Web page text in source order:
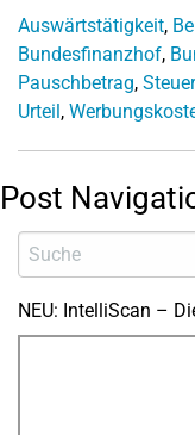
Auswärtstätigkeit,
Bundesfinanzhof,
Pauschbetrag,
Urteil,
Post
NEU: IntelliScan –